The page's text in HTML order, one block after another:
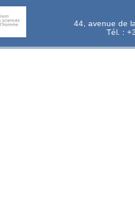
44, avenue de
Tél. :